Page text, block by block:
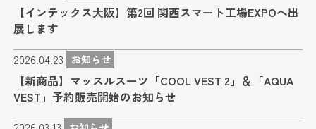
【インテックス大阪】第2回 関西スマート工場EXPOへ出
展します
2026.04.23 お知らせ
【新商品】マッスルスーツ「COOL VEST 2」＆「AQUA
VEST」予約販売開始のお知らせ